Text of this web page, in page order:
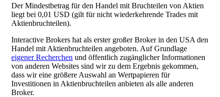
Der Mindestbetrag für den Handel mit Bruchteilen von Aktien
liegt bei 0,01 USD (gilt für nicht wiederkehrende Trades mit
Aktienbruchteilen).
Interactive Brokers hat als erster großer Broker in den USA den
Handel mit Aktienbruchteilen angeboten. Auf Grundlage
eigener Recherchen und öffentlich zugänglicher Informationen
von anderen Websites sind wir zu dem Ergebnis gekommen,
dass wir eine größere Auswahl an Wertpapieren für
Investitionen in Aktienbruchteilen anbieten als alle anderen
Broker.